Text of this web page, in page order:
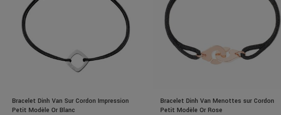
Bracelet Dinh Van Sur Cordon Impression
Petit Modèle Or Blanc
Bracelet Dinh Van Menottes sur Cordon
Petit Modèle Or Rose